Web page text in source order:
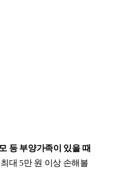
등 부양가족이 있을 때
대 5만 원 이상 손해볼